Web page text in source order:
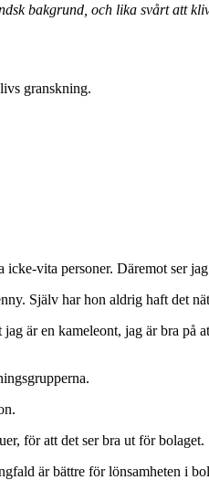
bakgrund, och lika svårt att
granskning.
vita personer. Däremot ser
Själv har hon aldrig haft det
är en kameleont, jag är bra på
för att det ser bra ut för bolaget.
är bättre för lönsamheten i